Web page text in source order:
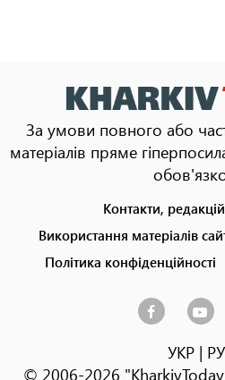
За умови повного або
матеріалів пряме
menu
Контакти,
Використання матеріалів
Політика конфіденційності
УКР|
© 2006-2026